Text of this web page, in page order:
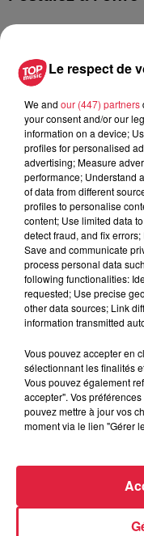
Votre nom *
Votre e-mail*
Votre n° de téléphone*
Votre message*
Taille maximum : 500
Le respect de
We and our (447) partners
your consent and/or our
information on a device;
profiles for personalised
advertising; Measure
performance; Understand
of data from different
profiles to personalise
content; Use limited data
detect fraud, and fix
Save and communicate
process personal data
following functionalities:
requested; Use precise
other data sources; Link
information transmitted
Vous pouvez accepter en
sélectionnant les finalités
Vous pouvez également
accepter". Vos
pouvez mettre à jour vos
moment via le lien "Gérer